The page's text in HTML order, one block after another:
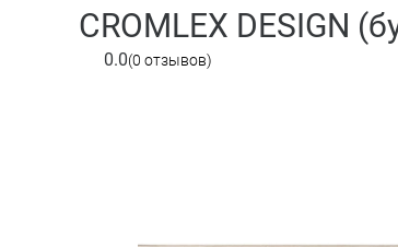
CROMLEX DESIGN
0.0(0 отзывов)